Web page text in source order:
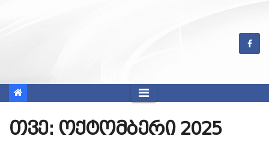
თვე: ოქტომბერი 2025